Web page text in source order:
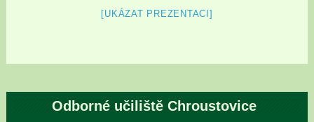
[UKÁZAT PREZENTACI]
Odborné učiliště Chroustovice